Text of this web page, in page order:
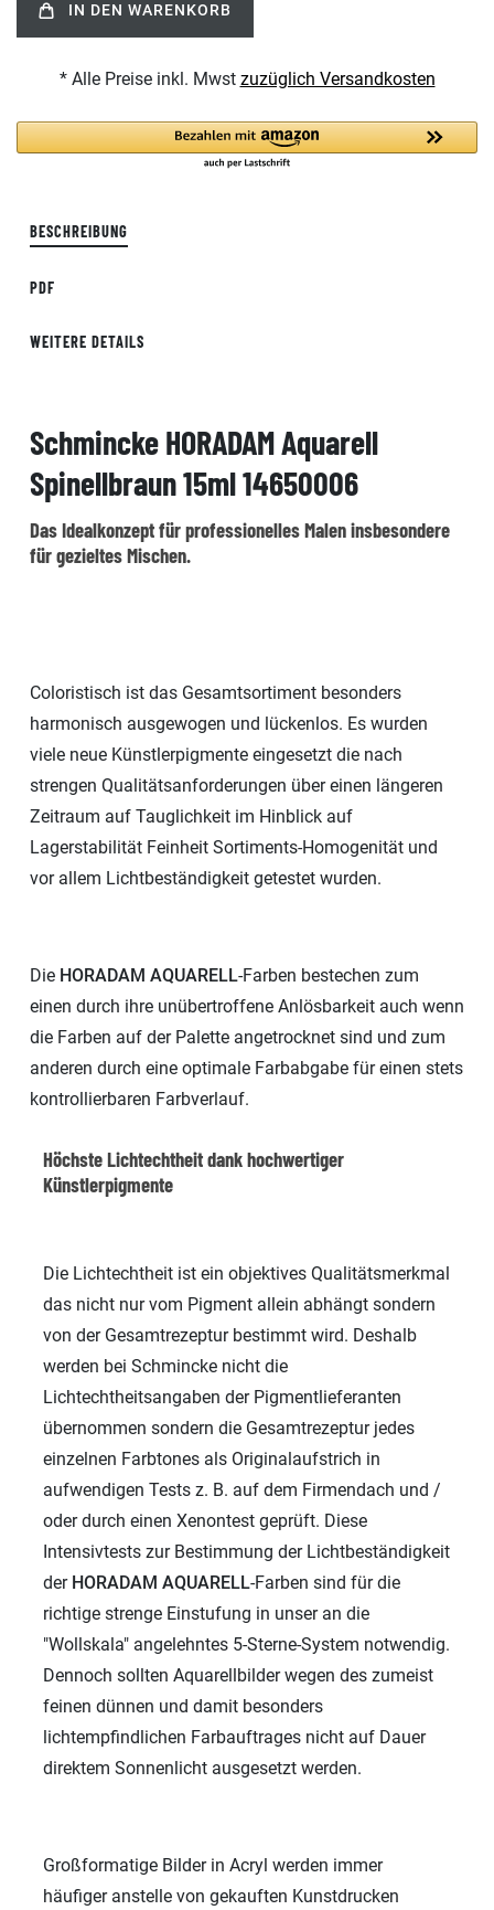
IN DEN WARENKORB
* Alle Preise inkl. Mwst zuzüglich Versandkosten
BESCHREIBUNG
PDF
WEITERE DETAILS
Schmincke HORADAM Aquarell
Spinellbraun 15ml 14650006
Das Idealkonzept für professionelles Malen insbesondere
für gezieltes Mischen.
Coloristisch ist das Gesamtsortiment besonders
harmonisch ausgewogen und lückenlos. Es wurden
viele neue Künstlerpigmente eingesetzt die nach
strengen Qualitätsanforderungen über einen längeren
Zeitraum auf Tauglichkeit im Hinblick auf
Lagerstabilität Feinheit Sortiments-Homogenität und
vor allem Lichtbeständigkeit getestet wurden.
Die HORADAM AQUARELL-Farben bestechen zum
einen durch ihre unübertroffene Anlösbarkeit auch wenn
die Farben auf der Palette angetrocknet sind und zum
anderen durch eine optimale Farbabgabe für einen stets
kontrollierbaren Farbverlauf.
Höchste Lichtechtheit dank hochwertiger
Künstlerpigmente
Die Lichtechtheit ist ein objektives Qualitätsmerkmal
das nicht nur vom Pigment allein abhängt sondern
von der Gesamtrezeptur bestimmt wird. Deshalb
werden bei Schmincke nicht die
Lichtechtheitsangaben der Pigmentlieferanten
übernommen sondern die Gesamtrezeptur jedes
einzelnen Farbtones als Originalaufstrich in
aufwendigen Tests z. B. auf dem Firmendach und /
oder durch einen Xenontest geprüft. Diese
Intensivtests zur Bestimmung der Lichtbeständigkeit
der HORADAM AQUARELL-Farben sind für die
richtige strenge Einstufung in unser an die
"Wollskala" angelehntes 5-Sterne-System notwendig.
Dennoch sollten Aquarellbilder wegen des zumeist
feinen dünnen und damit besonders
lichtempfindlichen Farbauftrages nicht auf Dauer
direktem Sonnenlicht ausgesetzt werden.
Großformatige Bilder in Acryl werden immer
häufiger anstelle von gekauften Kunstdrucken